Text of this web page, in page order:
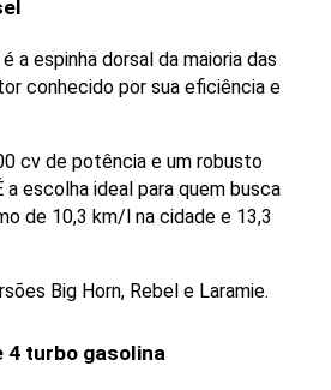
a espinha dorsal da maioria das
conhecido por sua eficiência e
cv de potência e um robusto
escolha ideal para quem busca
de 10,3 km/l na cidade e 13,3
Big Horn, Rebel e Laramie.
4 turbo gasolina